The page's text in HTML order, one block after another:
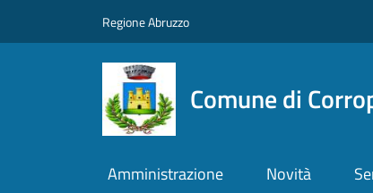
Regione Abruzzo
Comune di
Amministrazione Novità